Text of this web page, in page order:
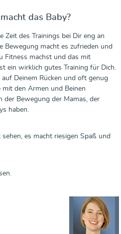
das Baby?
Zeit des Trainings bei Dir eng an
Bewegung macht es zufrieden und
Fitness machst und das mit
ein wirklich gutes Training für Dich.
Deinem Rücken und oft genug
mit den Armen und Beinen
der Bewegung der Mamas, der
haben.
es macht riesigen Spaß und